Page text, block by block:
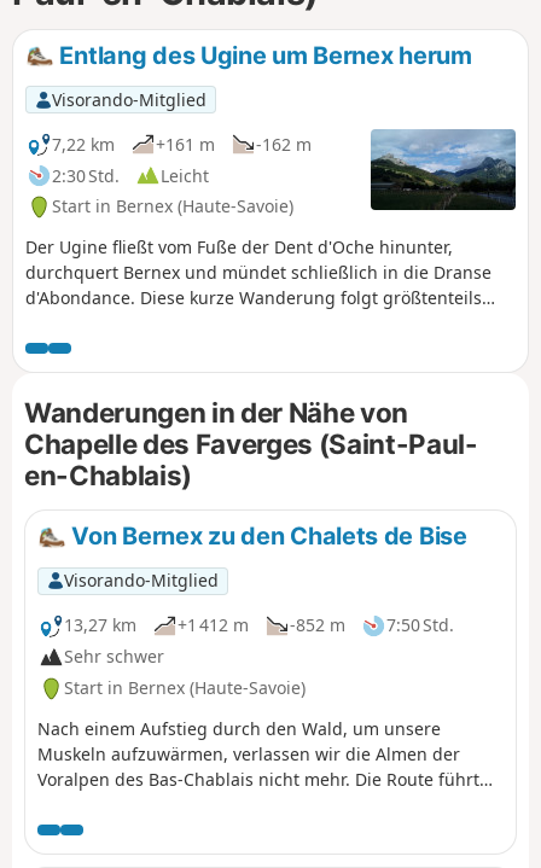
Entlang des Ugine um Bernex herum
Visorando-Mitglied
7,22 km
+161 m
-162 m
2:30 Std.
Leicht
Start in Bernex (Haute-Savoie)
Der Ugine fließt vom Fuße der Dent d'Oche hinunter,
durchquert Bernex und mündet schließlich in die Dranse
d'Abondance. Diese kurze Wanderung folgt größtenteils
Kapellen aus dem 19. Jahrhundert sowie einer
Wallfahrtsgrotte, vor der Kulisse der Gipfel des Mémises-
Oche-Massivs.
Wanderungen in der Nähe von
Chapelle des Faverges (Saint-Paul-
en-Chablais)
Von Bernex zu den Chalets de Bise
Visorando-Mitglied
13,27 km
+1 412 m -852 m
7:50 Std.
Sehr schwer
Start in Bernex (Haute-Savoie)
Nach einem Aufstieg durch den Wald, um unsere
Muskeln aufzuwärmen, verlassen wir die Almen der
Voralpen des Bas-Chablais nicht mehr. Die Route führt
den Juraketten bis zum Mont-Blanc-Massiv, bevor sie
unter die Cornettes de Bise abtaucht.